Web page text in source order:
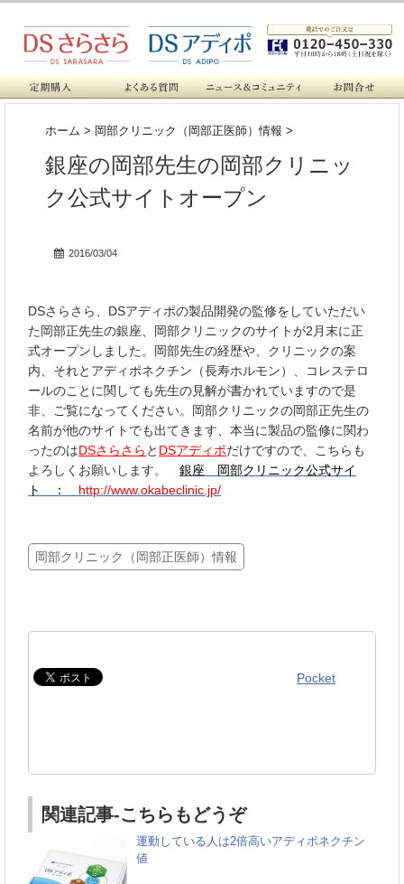
ホーム > 岡部クリニック（岡部正医師）情報 >
銀座の岡部先生の岡部クリニッ
ク公式サイトオープン
2016/03/04
DSさらさら、DSアディポの製品開発の監修をしていただい
た岡部正先生の銀座、岡部クリニックのサイトが2月末に正
式オープンしました。岡部先生の経歴や、クリニックの案
内、それとアディポネクチン（長寿ホルモン）、コレステロ
ールのことに関しても先生の見解が書かれていますので是
非、ご覧になってください。岡部クリニックの岡部正先生の
名前が他のサイトでも出てきます、本当に製品の監修に関わ
ったのはDSさらさら と DSアディポだけですので、こちらも
よろしくお願いします。銀座 岡部クリニック公式サイ
ト ：
http://www.okabeclinic.jp/
岡部クリニック（岡部正医師）情報
Pocket
関連記事-こちらもどうぞ
運動している人は2倍高いアディポネクチン
値